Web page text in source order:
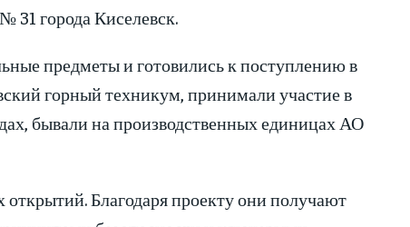
31 города Киселевск.
предметы и готовились к поступлению в
горный техникум, принимали участие в
бывали на производственных единицах АО
Благодаря проекту они получают